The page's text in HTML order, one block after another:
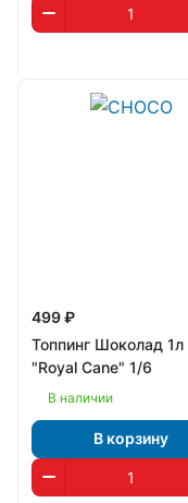
499 ₽
Топпинг Шоколад 1л
"Royal Cane" 1/6
В наличии
В корзину